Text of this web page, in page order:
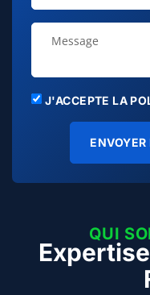
J'ACCEPTE LA
QUI